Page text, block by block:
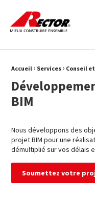
Rector Mieux construire
Fil d'Ariane :
Accueil › Services › Conseil
BIM
Nous développons des
projet BIM pour une
démultiplié sur vos délais
Soumettez votre